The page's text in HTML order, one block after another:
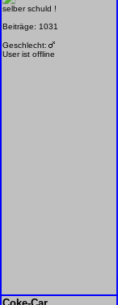
selber schuld !
Beiträge: 1031
Geschlecht:
User ist offline